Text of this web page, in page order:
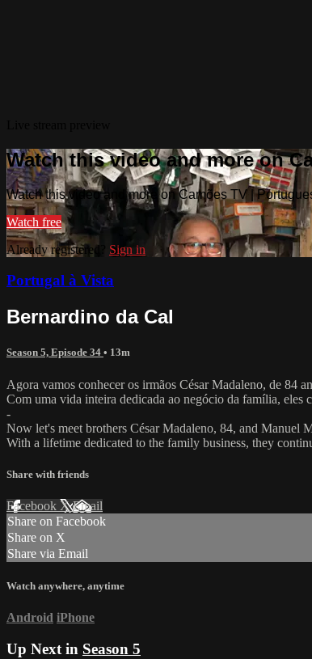
Watch this video and more on
Watch this video and more on Camões TV |
Watch free
Already registered? Sign in
Portugal à Vista
Bernardino da Cal
Season 5, Episode 34 • 13m
Agora vamos conhecer os irmãos César Madaleno, de 84
Com uma vida inteira dedicada ao negócio da família, eles
-
Now let's meet brothers César Madaleno, 84, and Manuel
With a lifetime dedicated to the family business, they
Share with friends
Facebook XEmail
Share on Facebook
Share on X
Share via Email
Watch anywhere, anytime
Android iPhone
Up Next in Season 5